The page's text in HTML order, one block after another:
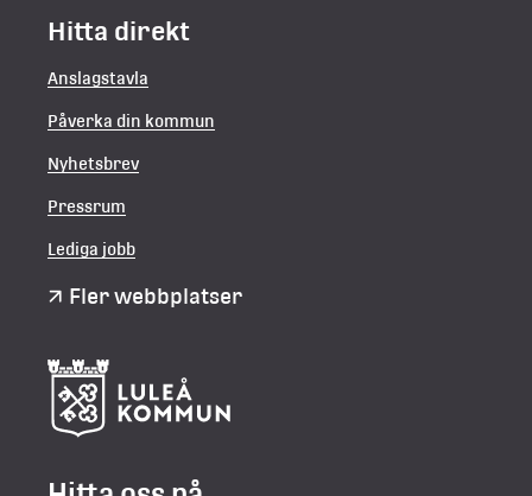
Hitta direkt
Anslagstavla
Påverka din kommun
Nyhetsbrev
Pressrum
Lediga jobb
Fler webbplatser